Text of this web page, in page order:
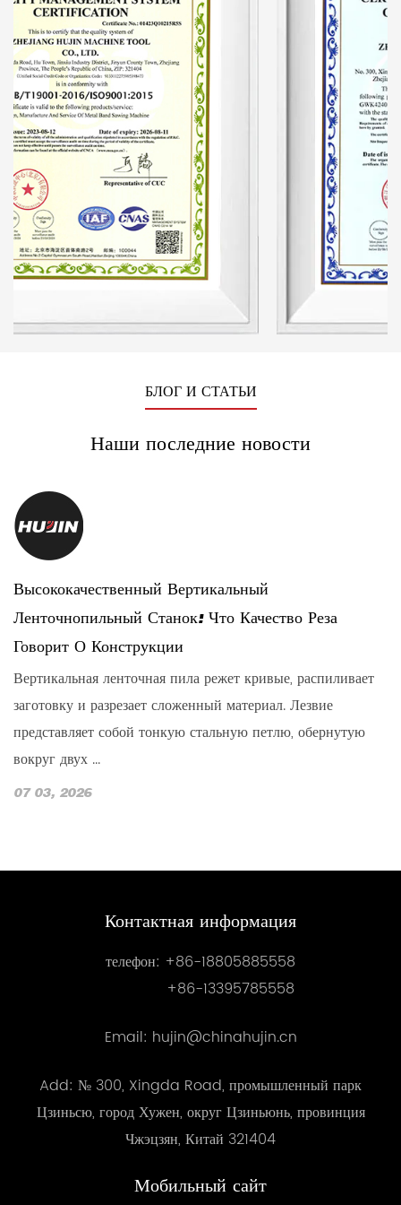
производительность на треть выше, чем у
аналогичной продукции, что позволяет сэкономить
около 30-40% ленточных пил. Гидравлическая
система является ключевой частью пильного станка.
Это улучшение принесло как экономические, так и
существенные выгоды.
БЛОГ И СТАТЬИ
Наши последние новости
Высококачественный Вертикальный
Ленточнопильный Станок: Что Качество Реза
Говорит О Конструкции
Вертикальная ленточная пила режет кривые, распиливает
заготовку и разрезает сложенный материал. Лезвие
представляет собой тонкую стальную петлю, обернутую
вокруг двух ...
07 03, 2026
Контактная информация
телефон: +86-18805885558
+86-13395785558
Email: hujin@chinahujin.cn
Add: № 300, Xingda Road, промышленный парк
Цзиньсю, город Хужен, округ Цзиньюнь, провинция
Чжэцзян, Китай 321404
Мобильный сайт